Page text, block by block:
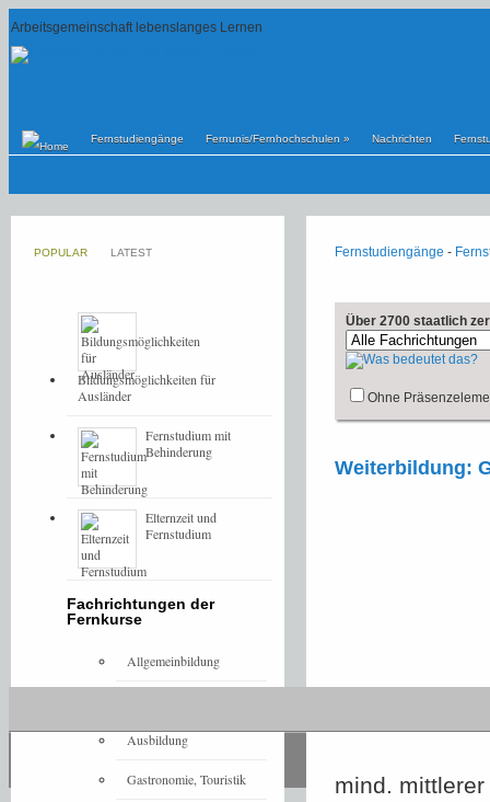
Arbeitsgemeinschaft lebenslanges Lernen
Fernstudiengänge Fernunis/Fernhochschulen » Nachrichten
Fernstudiengänge -
Über 2700 staatlich
Ohne
Weiterbildung:
mind.
POPULAR LATEST
Bildungsmöglichkeiten für
Ausländer
Fernstudium mit
Behinderung
Elternzeit und
Fernstudium
Fachrichtungen der
Fernkurse
Allgemeinbildung
Ausbildung
Gastronomie, Touristik